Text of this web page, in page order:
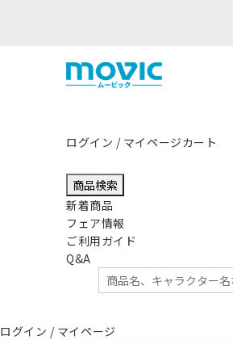
ログイン / マイページカート
商品検索
新着商品
フェア情報
ご利用ガイド
Q&A
ログイン / マイページ